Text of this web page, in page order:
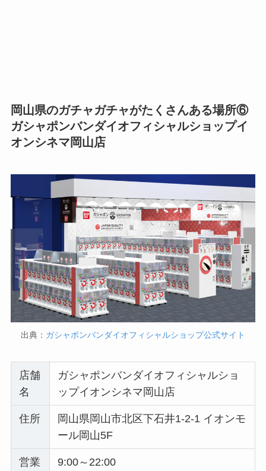
岡山県のガチャガチャがたくさんある場所⑥
ガシャポンバンダイオフィシャルショップイ
オンシネマ岡山店
出典： ガシャポンバンダイオフィシャルショップ公式サイト
店舗
名
ガシャポンバンダイオフィシャルショ
ップイオンシネマ岡山店
住所
岡山県岡山市北区下石井1-2-1 イオンモ
ール岡山5F
営業 9:00～22:00